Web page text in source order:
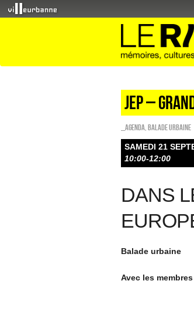
JEP –
_Agenda Balade urbaine
SAMEDI 21
10:00-12:00
DANS
Balade urbaine
Avec les